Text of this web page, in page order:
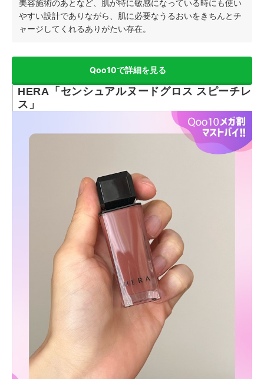
美容施術のあとなど、肌が特に敏感になっている時にも使い
やすい設計でありながら、肌に必要なうるおいをきちんとチ
ャージしてくれるありがたい存在。
Qoo10で詳細を見る
HERA「センシュアルヌードグロス スピーチレ
ス」